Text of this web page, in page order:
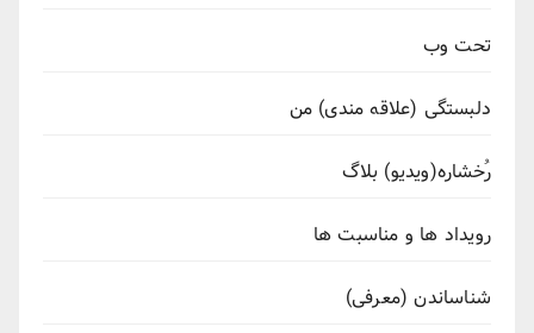
تحت وب
دلبستگی (علاقه مندی) من
رُخشاره(ویدیو) بلاگ
رویداد ها و مناسبت ها
شناساندن (معرفی)